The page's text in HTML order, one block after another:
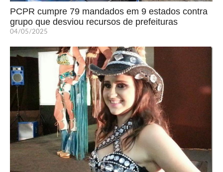
PCPR cumpre 79 mandados em 9 estados contra
grupo que desviou recursos de prefeituras
04/05/2025